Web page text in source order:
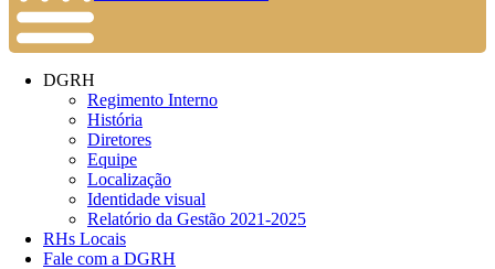
DGRH
Regimento Interno
História
Diretores
Equipe
Localização
Identidade visual
Relatório da Gestão 2021-2025
RHs Locais
Fale com a DGRH